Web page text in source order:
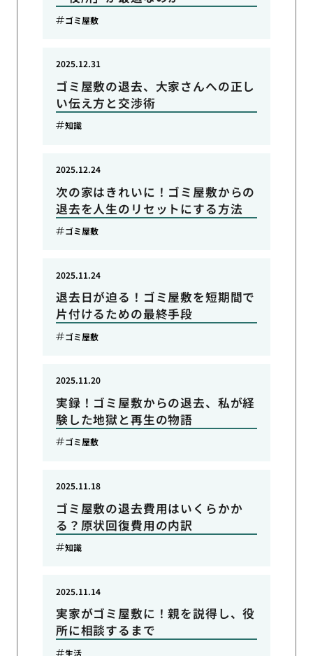
ゴミ屋敷
ゴミ屋敷の退去、大家さんへの正し
い伝え方と交渉術
2025.12.31
知識
次の家はきれいに！ゴミ屋敷からの
退去を人生のリセットにする方法
2025.12.24
ゴミ屋敷
退去日が迫る！ゴミ屋敷を短期間で
片付けるための最終手段
2025.11.24
ゴミ屋敷
実録！ゴミ屋敷からの退去、私が経
験した地獄と再生の物語
2025.11.20
ゴミ屋敷
ゴミ屋敷の退去費用はいくらかか
る？原状回復費用の内訳
2025.11.18
知識
実家がゴミ屋敷に！親を説得し、役
所に相談するまで
2025.11.14
生活